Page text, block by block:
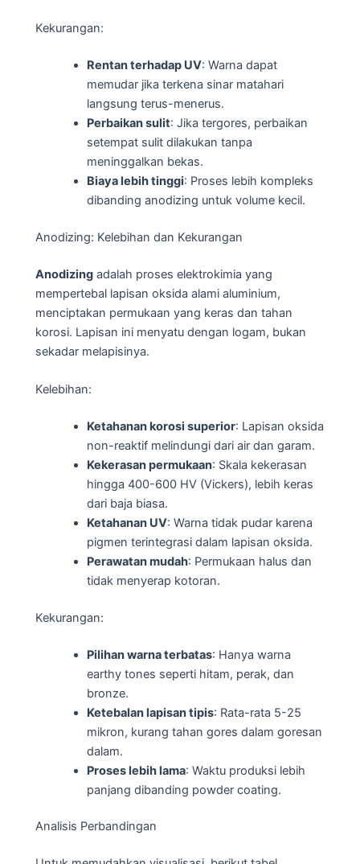
Kekurangan:
Rentan terhadap UV: Warna dapat
memudar jika terkena sinar matahari
langsung terus-menerus.
Perbaikan sulit: Jika tergores, perbaikan
setempat sulit dilakukan tanpa
meninggalkan bekas.
Biaya lebih tinggi: Proses lebih kompleks
dibanding anodizing untuk volume kecil.
Anodizing: Kelebihan dan Kekurangan
Anodizing adalah proses elektrokimia yang
mempertebal lapisan oksida alami aluminium,
menciptakan permukaan yang keras dan tahan
korosi. Lapisan ini menyatu dengan logam, bukan
sekadar melapisinya.
Kelebihan:
Ketahanan korosi superior: Lapisan oksida
non-reaktif melindungi dari air dan garam.
Kekerasan permukaan: Skala kekerasan
hingga 400-600 HV (Vickers), lebih keras
dari baja biasa.
Ketahanan UV: Warna tidak pudar karena
pigmen terintegrasi dalam lapisan oksida.
Perawatan mudah: Permukaan halus dan
tidak menyerap kotoran.
Kekurangan:
Pilihan warna terbatas: Hanya warna
earthy tones seperti hitam, perak, dan
bronze.
Ketebalan lapisan tipis: Rata-rata 5-25
mikron, kurang tahan gores dalam goresan
dalam.
Proses lebih lama: Waktu produksi lebih
panjang dibanding powder coating.
Analisis Perbandingan